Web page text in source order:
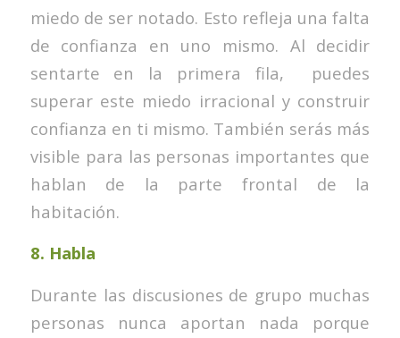
miedo de ser notado. Esto refleja una falta
de confianza en uno mismo. Al decidir
sentarte en la primera fila, puedes
superar este miedo irracional y construir
confianza en ti mismo. También serás más
visible para las personas importantes que
hablan de la parte frontal de la
habitación.
8. Habla
Durante las discusiones de grupo muchas
personas nunca aportan nada porque